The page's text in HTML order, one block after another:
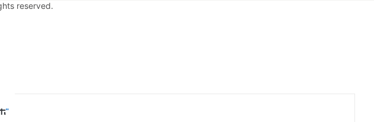
reserved.